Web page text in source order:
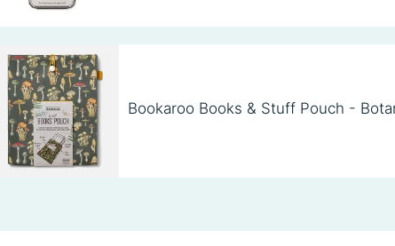
Bookaroo Books & Stuff Pouch -